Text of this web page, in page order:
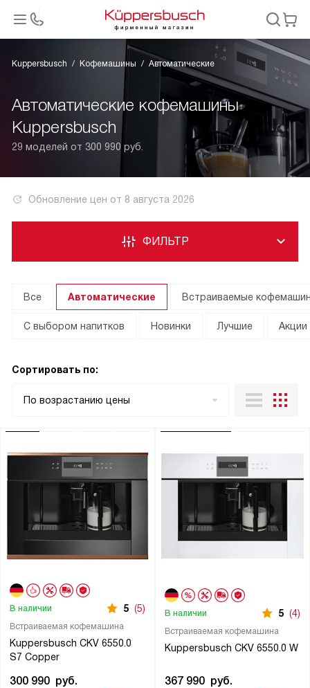
Kuppersbusch Кофемашины Автоматические
Автоматические кофемашины
Kuppersbusch
29 моделей от 300 990 руб.
Обновление цен от 8 августа 2026
ФИЛЬТР
Все Автоматические Встраиваемые
С выбором напитков Новинки Лучшие Акции
Сортировать по:
По возрастанию цены
Встраиваемая кофемашина
Kuppersbusch CKV 6550.0
S7 Copper
В наличии 5 (5)
300 990 руб.
Встраиваемая кофемашина
Kuppersbusch CKV 6550.0 W
В наличии 5 (4)
367 990 руб.